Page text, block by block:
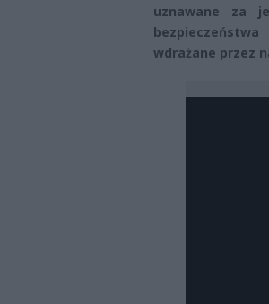
uznawane za
wdrażane przez